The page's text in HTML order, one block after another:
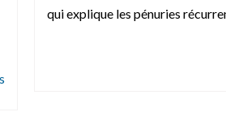
qui explique les pénuries